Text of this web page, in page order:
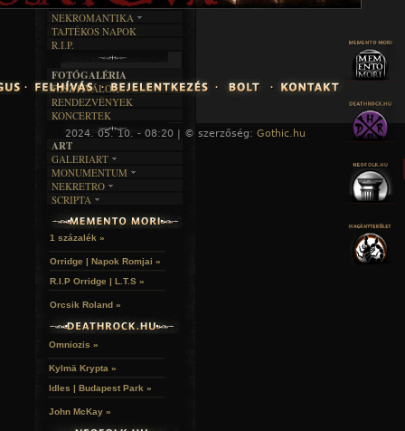
2024. 05. 10. - 08:20 | © szerzőség: Gothic.hu «
ÍRÁSTÖRTÉNET
SZÖVEGES
RENDEZVÉNYEK
NEKROMANTIKA
AKTUÁLIS
A MÚLT
TAJTÉKOS NAPOK
R.I.P.
FOTÓGALÉRIA
FESZTIVÁLOK
RENDEZVÉNYEK
KONCERTEK
ART
GALERIART
ARTGALERI
KÉPREGÉNYEK
LAKÁSKULTS
MONUMENTUM
TEMETŐK
TEMPLOMOK
VÁRAK
HELYEK
NEKRETRO
SZUBKULT
FEKETE LYUK
RELIKVIÁK
SCRIPTA
NOVELLÁK
VERSEK
1 százalék »
Orridge | Napok Romjai »
R.I.P Orridge | L.T.S »
Orcsik Roland »
Omniozis »
Kylmä Krypta »
Idles | Budapest Park »
John McKay »